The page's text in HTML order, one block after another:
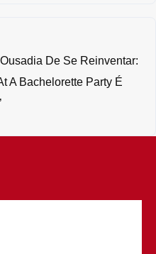
De Se Reinventar:
A Bachelorette Party É